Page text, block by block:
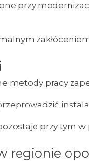
przy
metody pracy
przy tym
regionie